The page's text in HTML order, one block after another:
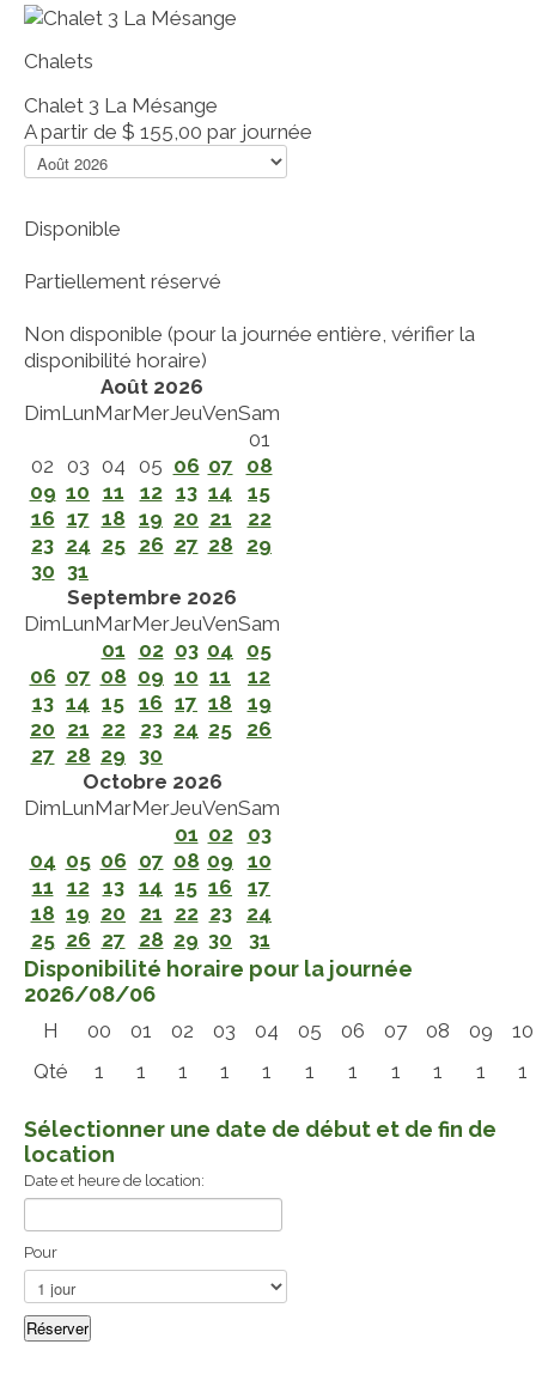
Chalets
Chalet 3 La Mésange
A partir de $ 155,00 par journée
Disponible
Partiellement réservé
Non disponible (pour la journée entière, vérifier la
disponibilité horaire)
Août 2026
DimLunMarMerJeuVenSam
01
02 03 04 05 06 07
08
09 10 11 12 13 14
15
16 17 18 19 20 21
22
23 24 25 26 27 28
29
30 31
Septembre 2026
DimLunMarMerJeuVenSam
01
02 03 04
05
06 07 08 09 10 11
12
13 14 15 16 17 18
19
20 21 22 23 24 25
26
27 28 29 30
Octobre 2026
DimLunMarMerJeuVenSam
01 02
03
04 05 06 07 08 09
10
11 12 13 14 15 16
17
18 19 20 21 22 23
24
25 26 27 28 29 30 31
Disponibilité horaire pour la journée
2026/08/06
H 00 01 02 03 04 05 06 07 08 09
10
Qté
1 1 1 1 1 1 1 1 1 1 1
Sélectionner une date de début et de fin de
location
Date et heure de location:
Pour